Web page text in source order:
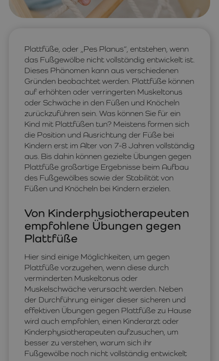
Plattfüße, oder „Pes Planus“, entstehen, wenn
das Fußgewölbe nicht vollständig entwickelt ist.
Dieses Phänomen kann aus verschiedenen
Gründen beobachtet werden. Plattfüße können
auf erhöhten oder verringerten Muskeltonus
oder Schwäche in den Füßen und Knöcheln
zurückzuführen sein. Was können Sie für ein
Kind mit Plattfüßen tun? Meistens formen sich
die Position und Ausrichtung der Füße bei
Kindern erst im Alter von 7-8 Jahren vollständig
aus. Bis dahin können gezielte Übungen gegen
Plattfüße großartige Ergebnisse beim Aufbau
des Fußgewölbes sowie der Stabilität von
Füßen und Knöcheln bei Kindern erzielen.
Von Kinderphysiotherapeuten
empfohlene Übungen gegen
Plattfüße
Hier sind einige Möglichkeiten, um gegen
Plattfüße vorzugehen, wenn diese durch
verminderten Muskeltonus oder
Muskelschwäche verursacht werden. Neben
der Durchführung einiger dieser sicheren und
effektiven Übungen gegen Plattfüße zu Hause
wird auch empfohlen, einen Kinderarzt oder
Kinderphysiotherapeuten aufzusuchen, um
besser zu verstehen, warum sich ihr
Fußgewölbe noch nicht vollständig entwickelt